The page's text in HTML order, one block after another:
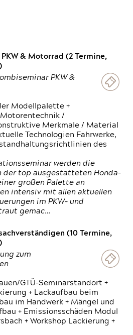
& Motorrad (2 Termine,
PKW &
Modellpalette +
/
Merkmale / Material
Technologien Fahrwerke,
des
werden die
der top ausgestatteten Honda-
großen Palette an
intensiv mit allen aktuellen
im PKW- und
gemac…
(10 Termine,
zum
GTÜ-Seminarstandort +
+ Lackaufbau beim
im Handwerk + Mängel und
+ Emissionsschäden Modul
+ Workshop Lackierung +